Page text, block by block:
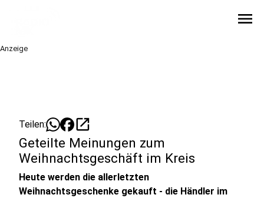
menu
Anzeige
Teilen: open_in_new
Geteilte Meinungen zum
Weihnachtsgeschäft im Kreis
Heute werden die allerletzten
Weihnachtsgeschenke gekauft - die Händler im